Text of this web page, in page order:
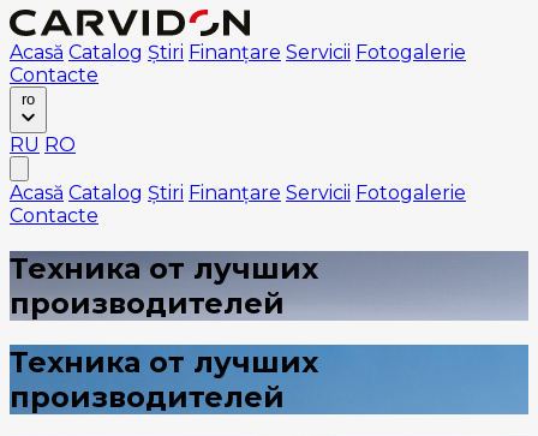
Acasă Catalog Știri Finanțare Servicii Fotogalerie
Contacte
ro
RU RO
Acasă Catalog Știri Finanțare Servicii Fotogalerie
Contacte
Техника от лучших
производителей
Техника от лучших
производителей